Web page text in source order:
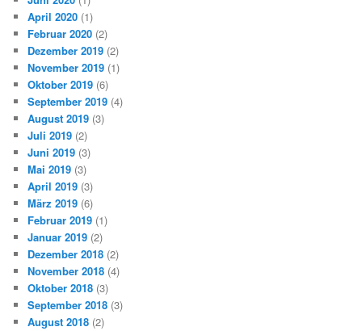
April 2020 (1)
Februar 2020 (2)
Dezember 2019 (2)
November 2019 (1)
Oktober 2019 (6)
September 2019 (4)
August 2019 (3)
Juli 2019 (2)
Juni 2019 (3)
Mai 2019 (3)
April 2019 (3)
März 2019 (6)
Februar 2019 (1)
Januar 2019 (2)
Dezember 2018 (2)
November 2018 (4)
Oktober 2018 (3)
September 2018 (3)
August 2018 (2)